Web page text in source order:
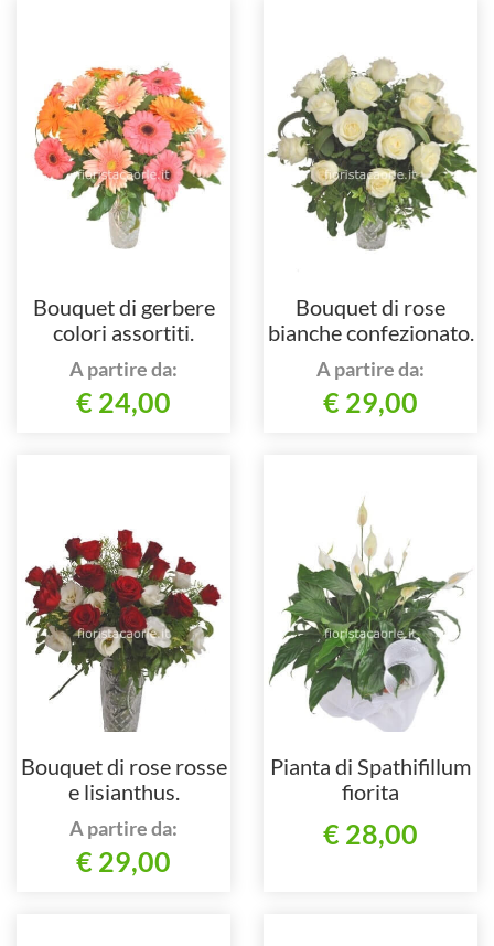
Bouquet di gerbere
colori assortiti.
A partire da:
€ 24,00
Bouquet di rose
bianche confezionato.
A partire da:
€ 29,00
Bouquet di rose rosse
e lisianthus.
A partire da:
€ 29,00
Pianta di Spathifillum
fiorita
€ 28,00